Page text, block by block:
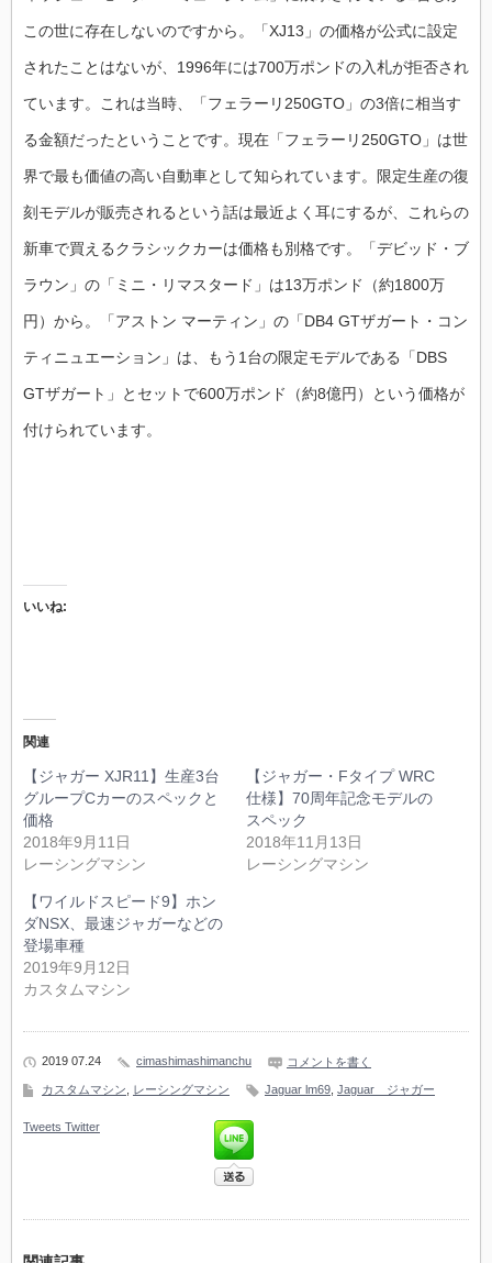
この世に存在しないのですから。「XJ13」の価格が公式に設定
されたことはないが、1996年には700万ポンドの入札が拒否され
ています。これは当時、「フェラーリ250GTO」の3倍に相当す
る金額だったということです。現在「フェラーリ250GTO」は世
界で最も価値の高い自動車として知られています。限定生産の復
刻モデルが販売されるという話は最近よく耳にするが、これらの
新車で買えるクラシックカーは価格も別格です。「デビッド・ブ
ラウン」の「ミニ・リマスタード」は13万ポンド（約1800万
円）から。「アストン マーティン」の「DB4 GTザガート・コン
ティニュエーション」は、もう1台の限定モデルである「DBS
GTザガート」とセットで600万ポンド（約8億円）という価格が
付けられています。
いいね:
関連
【ジャガー XJR11】生産3台
グループCカーのスペックと
価格
2018年9月11日
レーシングマシン
【ジャガー・Fタイプ WRC
仕様】70周年記念モデルの
スペック
2018年11月13日
レーシングマシン
【ワイルドスピード9】ホン
ダNSX、最速ジャガーなどの
登場車種
2019年9月12日
カスタムマシン
2019 07.24 cimashimashimanchu コメントを書く
カスタムマシン レーシングマシン Jaguar lm69 Jaguar ジャガー
Tweets Twitter